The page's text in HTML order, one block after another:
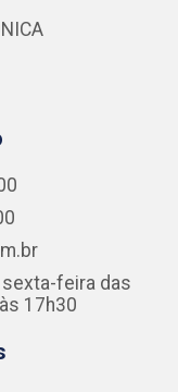
feira das
17h30